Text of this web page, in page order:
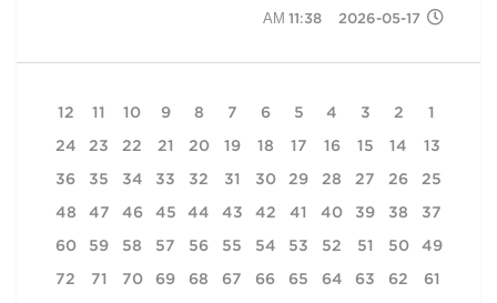
2026-05-17 11:38 AM
1
2
3
4
5
6
7
8
9
10
11
12
13
14
15
16
17
18
19
20
21
22
23
24
25
26
27
28
29
30
31
32
33
34
35
36
37
38
39
40
41
42
43
44
45
46
47
48
49
50
51
52
53
54
55
56
57
58
59
60
61
62
63
64
65
66
67
68
69
70
71
72